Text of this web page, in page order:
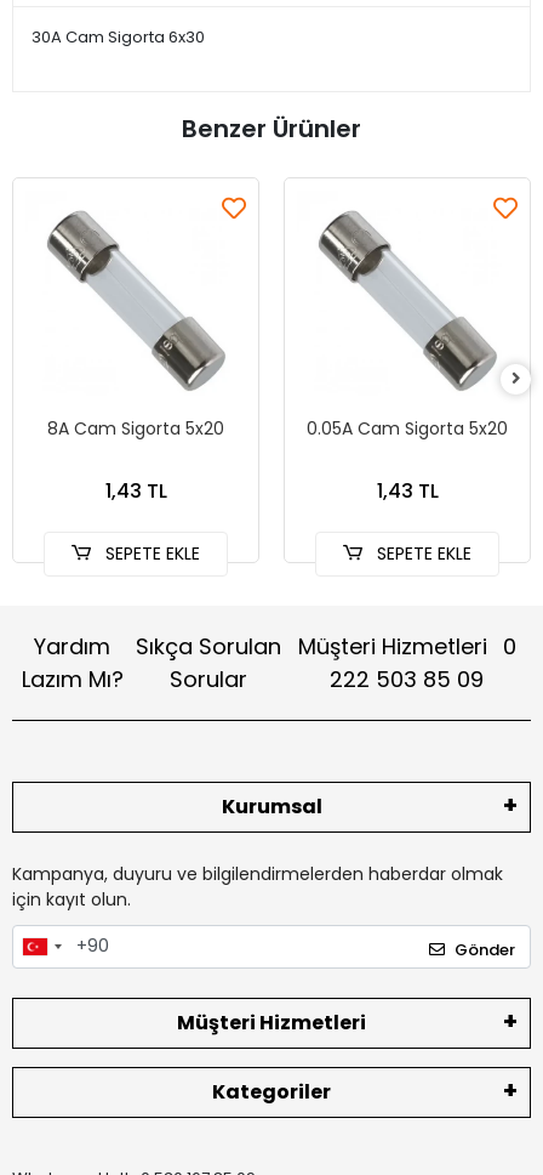
30A Cam Sigorta 6x30
Benzer Ürünler
8A Cam Sigorta 5x20
1,43 TL
SEPETE EKLE
0.05A Cam Sigorta 5x20
1,43 TL
SEPETE EKLE
Yardım
Lazım Mı?
Sıkça Sorulan
Sorular
Müşteri Hizmetleri 0
222 503 85 09
Kurumsal
Kampanya, duyuru ve bilgilendirmelerden haberdar olmak
için kayıt olun.
Gönder
Müşteri Hizmetleri
Kategoriler